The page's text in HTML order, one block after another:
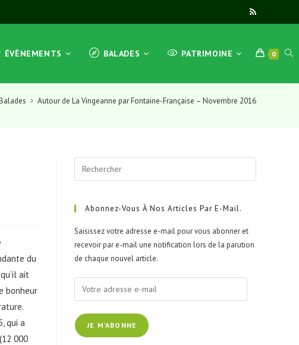
ÉVÈNEMENTS BALADES PATRIMOINE 0
> Autour de La Vingeanne par Fontaine-Française – Novembre 2016
du
ait
bonheur
qui a
000
Escape
Abonnez-Vous À Nos Articles Par E-Mail.
Saisissez votre adresse e-mail pour vous abonner et
recevoir par e-mail une notification lors de la parution
de chaque nouvel article.
Votre
adresse
e-
mailJE M'ABONNE